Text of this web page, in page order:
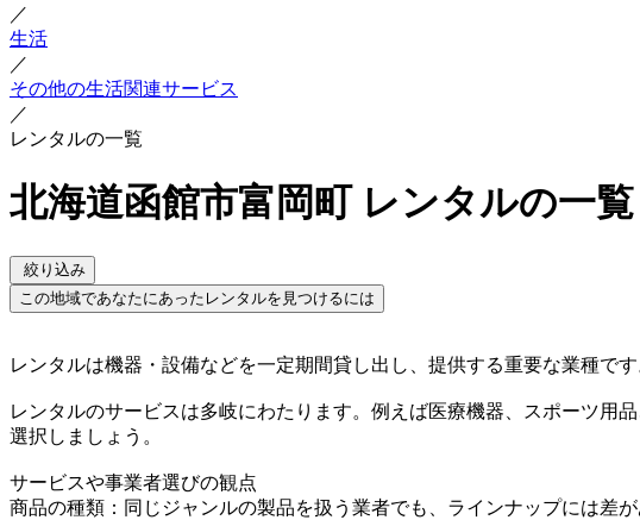
／
生活
／
その他の生活関連サービス
／
レンタルの一覧
北海道函館市富岡町 レンタルの一覧
絞り込み
この地域であなたにあったレンタルを見つけるには
レンタルは機器・設備などを一定期間貸し出し、提供する重要な業種で
レンタルのサービスは多岐にわたります。例えば医療機器、スポーツ用
選択しましょう。
サービスや事業者選びの観点
商品の種類：同じジャンルの製品を扱う業者でも、ラインナップには差